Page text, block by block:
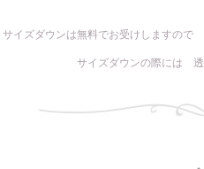
サイズダウンは無料でお受けしますので
サイズダウンの際には 透